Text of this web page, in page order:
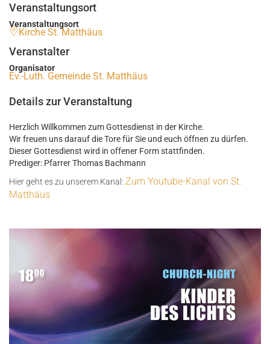
Veranstaltungsort
Veranstaltungsort
Kirche St. Matthäus
Veranstalter
Organisator
Ev.-Luth. Gemeinde St. Matthäus
Details zur Veranstaltung
Herzlich Willkommen zum Gottesdienst in der Kirche.
Wir freuen uns darauf die Tore für Sie und euch öffnen zu dürfen.
Dieser Gottesdienst wird in offener Form stattfinden.
Prediger: Pfarrer Thomas Bachmann
Hier geht es zu unserem Kanal: Zum Youtube-Kanal von St.
Matthäus